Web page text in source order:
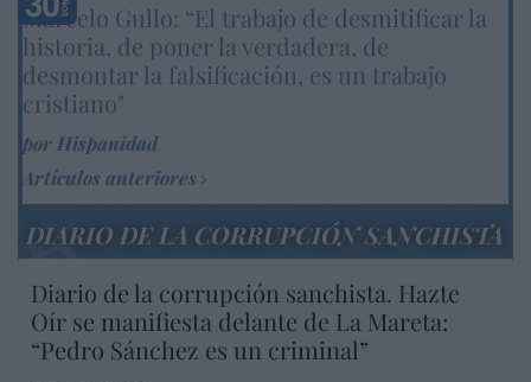
Marcelo Gullo: “El trabajo de desmitificar la
historia, de poner la verdadera, de
desmontar la falsificación, es un trabajo
cristiano"
por Hispanidad
Artículos anteriores
DIARIO DE LA CORRUPCIÓN SANCHISTA
Diario de la corrupción sanchista. Hazte
Oír se manifiesta delante de La Mareta:
“Pedro Sánchez es un criminal”